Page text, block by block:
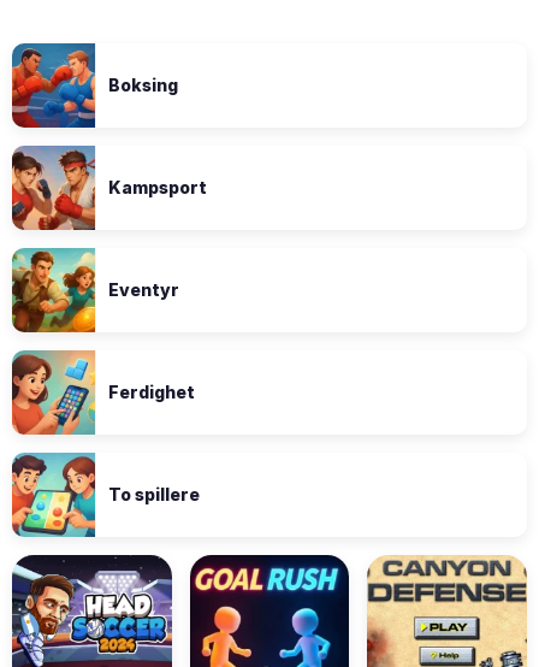
Boksing
Kampsport
Eventyr
Ferdighet
To spillere